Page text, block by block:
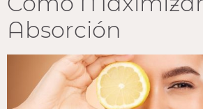
Absorción